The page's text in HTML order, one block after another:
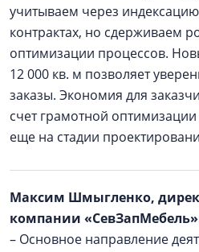
учитываем через
контрактах, но сдерживаем
оптимизации процессов.
12 000 кв. м позволяет
заказы. Экономия для
счет грамотной
еще на стадии
Максим Шмыгленко,
компании
– Основное направление